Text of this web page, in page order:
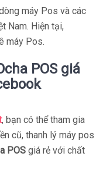
máy Pos và các
Nam. Hiện tại,
máy Pos.
POS giá
, bạn có thể tham gia
cũ, thanh lý máy pos
POS giá rẻ với chất